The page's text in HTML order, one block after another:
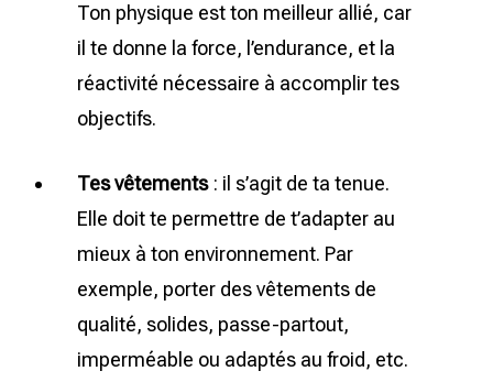
Ton physique est ton meilleur allié, car
il te donne la force, l’endurance, et la
réactivité nécessaire à accomplir tes
objectifs.
Tes vêtements: il s’agit de ta tenue.
Elle doit te permettre de t’adapter au
mieux à ton environnement. Par
exemple, porter des vêtements de
qualité, solides, passe-partout,
imperméable ou adaptés au froid, etc.